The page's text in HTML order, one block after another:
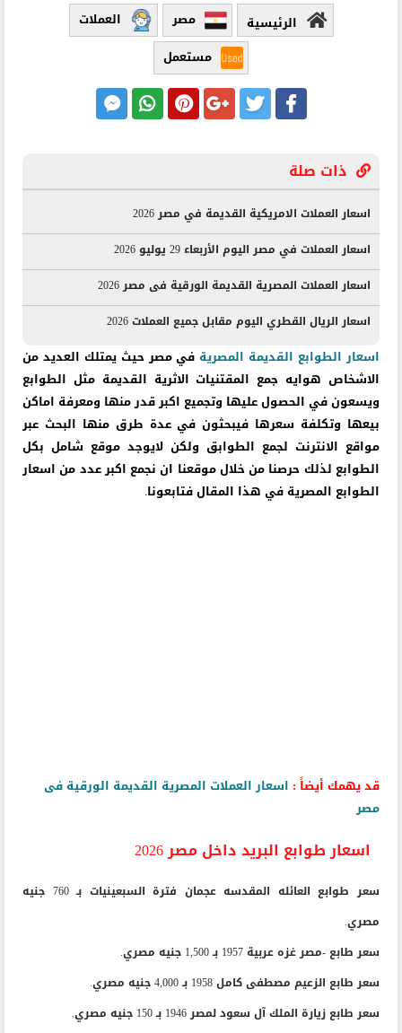
الرئيسية مصر
العملات
مستعمل
ذات صلة
اسعار العملات الامريكية القديمة في مصر 2026
اسعار العملات في مصر اليوم الأربعاء 29 يوليو 2026
اسعار العملات المصرية القديمة الورقية فى مصر 2026
اسعار الريال القطري اليوم مقابل جميع العملات 2026
اسعار الطوابع القديمة المصرية في مصر حيث يمتلك العديد من
الاشخاص هوايه جمع المقتنيات الاثرية القديمة مثل الطوابع
ويسعون في الحصول عليها وتجميع اكبر قدر منها ومعرفة اماكن
بيعها وتكلفة سعرها فيبحثون في عدة طرق منها البحث عبر
مواقع الانترنت لجمع الطوابق ولكن لايوجد موقع شامل بكل
الطوابع لذلك حرصنا من خلال موقعنا ان نجمع اكبر عدد من اسعار
الطوابع المصرية في هذا المقال فتابعونا.
قد يهمك أيضاً : اسعار العملات المصرية القديمة الورقية فى
مصر
اسعار طوابع البريد داخل مصر 2026
سعر طوابع العائله المقدسه عجمان فترة السبعينيات بـ 760 جنيه
مصري.
سعر طابع -مصر غزه عربية 1957 بـ 1,500 جنيه مصري.
سعر طابع الزعيم مصطفى كامل 1958 بـ 4,000 جنيه مصري.
سعر طابع زيارة الملك آل سعود لمصر 1946 بـ 150 جنيه مصري.